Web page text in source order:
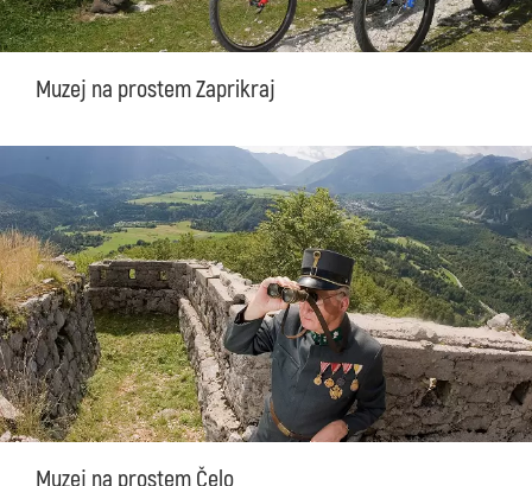
Muzej na prostem Zaprikraj
Muzej na prostem Čelo